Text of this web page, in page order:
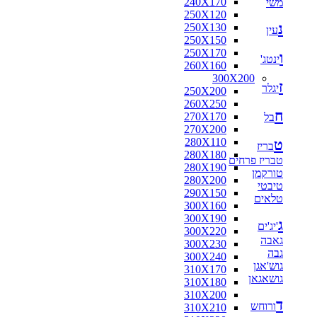
250X120
250X130
250X150
250X170
260X160
300X200
250X200
260X250
270X170
270X200
280X110
280X180
280X190
280X200
290X150
300X160
300X190
300X220
300X230
300X240
310X170
310X180
310X200
310X210
משי
נעין
וינטג'
זיגלר
חבל
טבריז
טבריז פרחים
טורקמן
טיבטי
טלאים
ג'יג'ים
גאבה
גבה
גוש'אגן
גושאגאן
דורוחש
160X160
170X120
170X125
170X160
180X110
180X115
180X120
180X130
180X140
180X160
180X180
190X130
200X100
200X130
200X140
200X150
200X80
210X130
210X140
210X240
216X250
220X100
220X110
220X120
220X130